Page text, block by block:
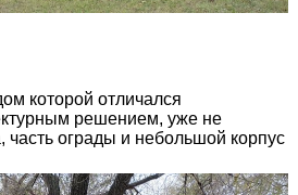
которой отличался
решением, уже не
часть ограды и небольшой корпус